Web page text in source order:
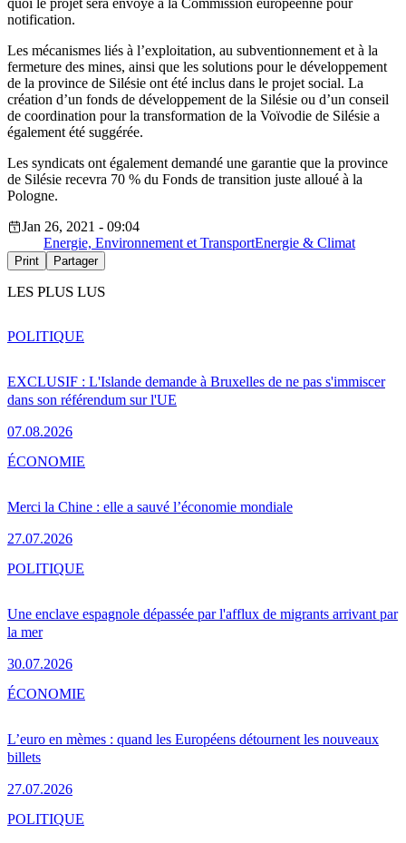
quoi le projet sera envoyé à la Commission européenne pour
notification.
Les mécanismes liés à l’exploitation, au subventionnement et à la
fermeture des mines, ainsi que les solutions pour le développement
de la province de Silésie ont été inclus dans le projet social. La
création d’un fonds de développement de la Silésie ou d’un conseil
de coordination pour la transformation de la Voïvodie de Silésie a
également été suggérée.
Les syndicats ont également demandé une garantie que la province
de Silésie recevra 70 % du Fonds de transition juste alloué à la
Pologne.
Jan 26, 2021 - 09:04
Energie, Environnement et TransportEnergie & Climat
Print Partager
LES PLUS LUS
EXCLUSIF : L'Islande demande à Bruxelles de ne pas s'immiscer
dans son référendum sur l'UE
07.08.2026
POLITIQUE
Merci la Chine : elle a sauvé l’économie mondiale
27.07.2026
ÉCONOMIE
Une enclave espagnole dépassée par l'afflux de migrants arrivant par
la mer
30.07.2026
POLITIQUE
L’euro en mèmes : quand les Européens détournent les nouveaux
billets
27.07.2026
ÉCONOMIE
POLITIQUE